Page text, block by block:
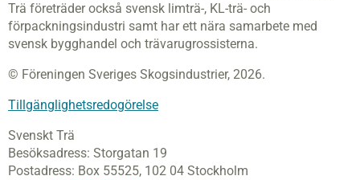
Trä företräder också svensk limträ-, KL-trä- och
förpackningsindustri samt har ett nära samarbete med
svensk bygghandel och trävarugrossisterna.
© Föreningen Sveriges Skogsindustrier, 2026.
Tillgänglighetsredogörelse
Svenskt Trä
Besöksadress: Storgatan 19
Postadress: Box 55525, 102 04 Stockholm